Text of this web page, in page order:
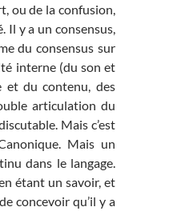
ou de la confusion,
Il y a un consensus,
du consensus sur
interne (du son et
et du contenu, des
articulation du
Mais c’est
Mais un
dans le langage.
étant un savoir, et
concevoir qu’il y a